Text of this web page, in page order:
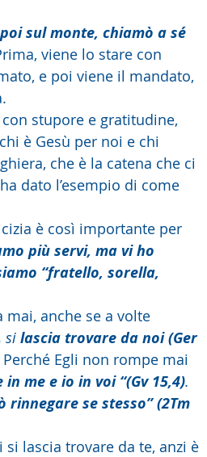
sul monte, chiamò a sé
viene lo stare con
e poi viene il mandato,
stupore e gratitudine,
è Gesù per noi e chi
che è la catena che ci
dato l’esempio di come
è così importante per
più servi, ma vi ho
“fratello, sorella,
mai, anche se a volte
si lascia trovare da noi (Ger
Perché Egli non rompe mai
in me e io in voi “(Gv 15,4).
rinnegare se stesso” (2Tm
lascia trovare da te, anzi è